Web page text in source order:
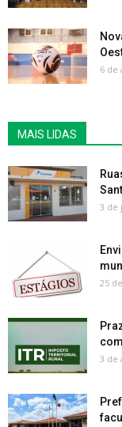
6 de
MAIS LIDAS
3 de
25
3 de